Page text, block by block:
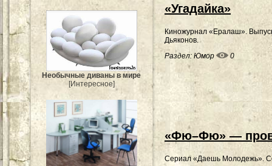
Необычные диваны в мире
[Интересное]
«Угадайка»
Киножурнал «Ералаш».
Дьяконов.
Раздел: Юмор 0
«Фю–Фю» —
Сериал «Даешь Молодежь».